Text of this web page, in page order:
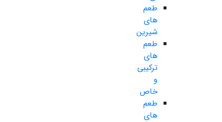
طعم
های
شیرین
طعم
های
ترکیبی
و
خاص
طعم
های